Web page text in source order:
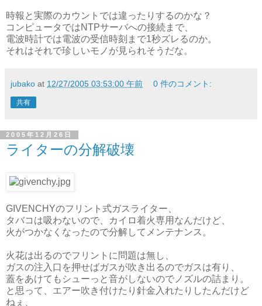
時報と実際のカウントでは違ったりするのかな？
コンピュータではNTPサーバへの接続まで、
電波時計では電波の受信時刻まで1秒ズレるのか。
それはそれで珍しいモノが見られそうだな。
jubako at 12/27/2005 03:53:00 午前 0 件のコメント:
共有
2005年12月26日
ライターの分解破壊
GIVENCHYのフリント式ガスライター、
タバコは吸わないので、カイロ着火専用なんだけど、
火がつかなくなったので分解してメンテナンス。
火花は出るのでフリントに問題は無し、
ガスの注入口を押せばガスが吹き出るのでガスは有り、
蓋をあけてもシューっと音がしないのでノズルの詰まり。
と思って、エアー吹き付けたり針金入れたりしたんだけど
ねぇ、